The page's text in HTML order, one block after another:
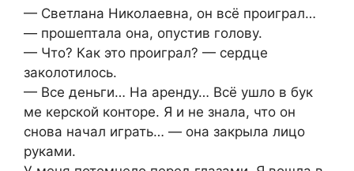
— Светлана Николаевна, он всё проиграл…
— прошептала она, опустив голову.
— Что? Как это проиграл? — сердце
заколотилось.
— Все деньги… На аренду… Всё ушло в бук
ме керской конторе. Я и не знала, что он
снова начал играть… — она закрыла лицо
руками.